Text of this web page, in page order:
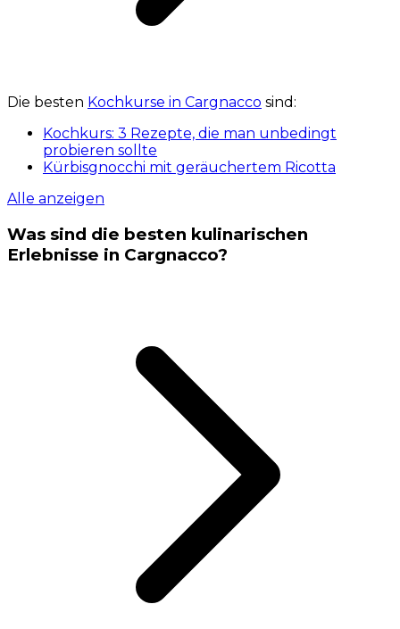
Die besten Kochkurse in Cargnacco sind:
Kochkurs: 3 Rezepte, die man unbedingt
probieren sollte
Kürbisgnocchi mit geräuchertem Ricotta
Alle anzeigen
Was sind die besten kulinarischen
Erlebnisse in Cargnacco?